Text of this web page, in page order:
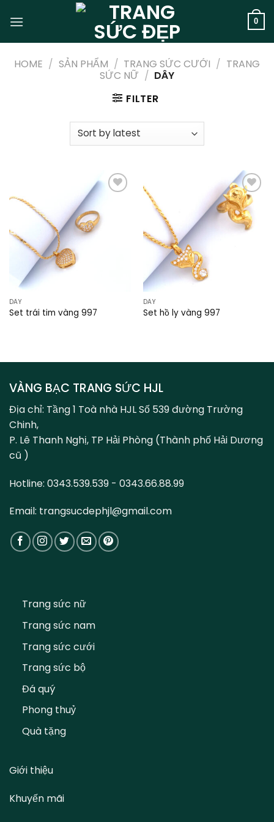
0
HOME / SẢN PHẨM / TRANG SỨC CƯỚI / TRANG
SỨC NỮ / DÂY
FILTER
DÂY
Set trái tim vàng 997
Add to
wishlist
DÂY
Set hồ ly vàng 997
VÀNG BẠC TRANG SỨC HJL
Địa chỉ: Tầng 1 Toà nhà HJL Số 539 đường Trường
Chinh,
P. Lê Thanh Nghị, TP Hải Phòng (Thành phố Hải Dương
cũ )
Hotline: 0343.539.539 - 0343.66.88.99
Email: trangsucdephjl@gmail.com
Trang sức nữ
Trang sức nam
Trang sức cưới
Trang sức bộ
Đá quý
Phong thuỷ
Quà tặng
Giới thiệu
Khuyến mãi